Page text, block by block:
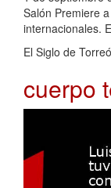
Salón Premiere
internacionales.
El Siglo de
cuerpo